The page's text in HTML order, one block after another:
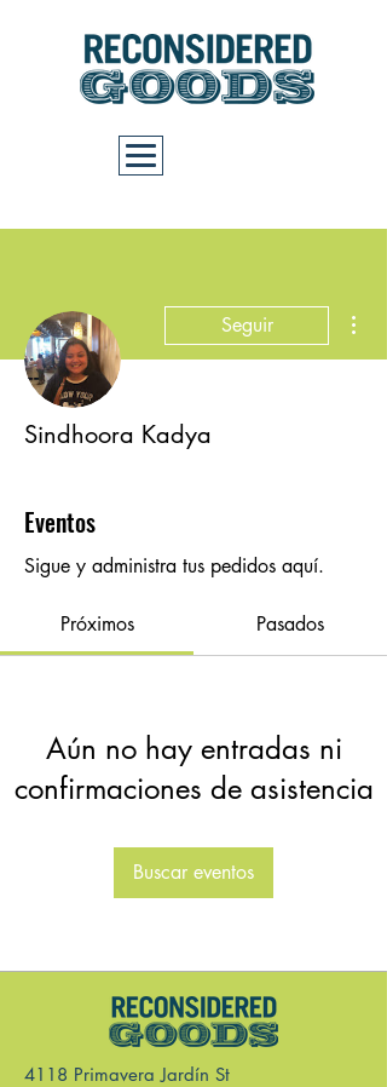
Seguir
Sindhoora Kadya
Eventos
Sigue y administra tus pedidos aquí.
Próximos Pasados
Aún no hay entradas ni
confirmaciones de asistencia
Buscar eventos
4118 Primavera Jardín St